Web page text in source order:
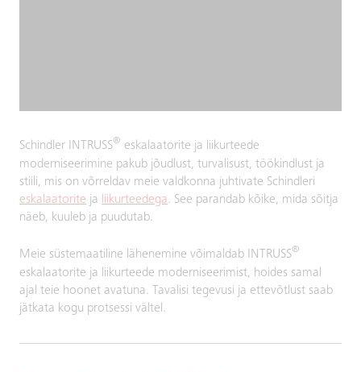
Schindler INTRUSS® eskalaatorite ja liikurteede
moderniseerimine pakub jõudlust, turvalisust, töökindlust ja
stiili, mis on võrreldav meie valdkonna juhtivate Schindleri
eskalaatorite ja liikurteedega. See parandab kõike, mida sõitja
näeb, kuuleb ja puudutab.
Meie süstemaatiline lähenemine võimaldab INTRUSS®
eskalaatorite ja liikurteede moderniseerimist, hoides samal
ajal teie hoonet avatuna. Tavalisi tegevusi ja ettevõtlust saab
jätkata kogu protsessi vältel.